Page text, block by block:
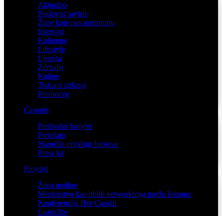
Aktualno
Poslovni savjeti
Žene koje nas inspiriraju
Intervjui
Kolumne
Lifestyle
Ljepota
Zdravlje
Knjige
Tiskana izdanja
Promocije
Časopis
Prethodni brojevi
Pretplata
Naručite prijašnje brojeve
Press kit
Projekti
Žena godine
Mentorstvo kao oblik networkinga među ženama
Konferencija Her Capital
Learn2be